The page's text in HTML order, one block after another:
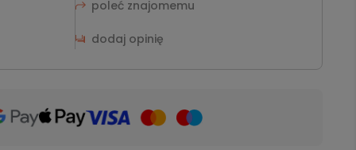
poleć znajomemu
dodaj opinię